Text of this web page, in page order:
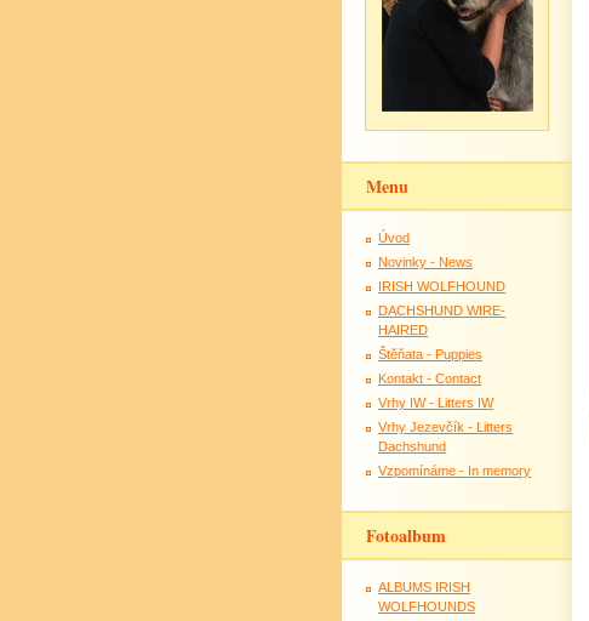
Menu
Úvod
Novinky - News
IRISH WOLFHOUND
DACHSHUND WIRE-
HAIRED
Štěňata - Puppies
Kontakt - Contact
Vrhy IW - Litters IW
Vrhy Jezevčík - Litters
Dachshund
Vzpomínáme - In memory
Fotoalbum
ALBUMS IRISH
WOLFHOUNDS